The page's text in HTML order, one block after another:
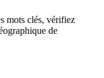
mots clés, vérifiez
de